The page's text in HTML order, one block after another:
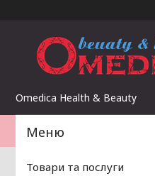
Omedica Health & Beauty
Товари та послуги